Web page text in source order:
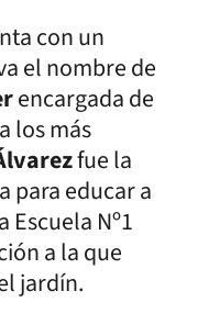
con un
el nombre de
encargada de
los más
fue la
para educar a
Nº1
a la que
jardín.